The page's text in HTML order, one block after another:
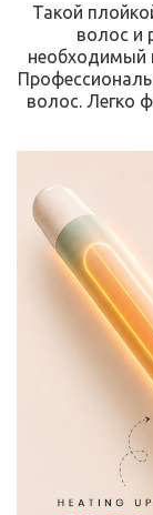
Такой
волос и
необходимый
волос. Легко